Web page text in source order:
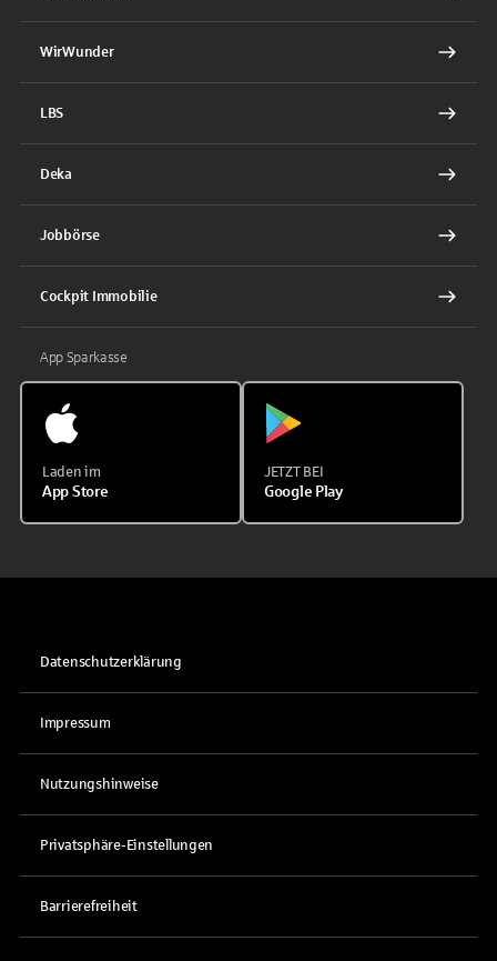
WirWunder
LBS
Deka
Jobbörse
Cockpit Immobilie
App Sparkasse
Laden im
App Store
JETZT BEI
Google Play
Datenschutzerklärung
Impressum
Nutzungshinweise
Privatsphäre-Einstellungen
Barrierefreiheit